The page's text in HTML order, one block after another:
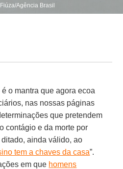
Agência Brasil
é o mantra que agora ecoa
nas nossas páginas
que pretendem
contágio e da morte por
ditado, ainda válido, ao
tem a chaves da casa”.
em que homens